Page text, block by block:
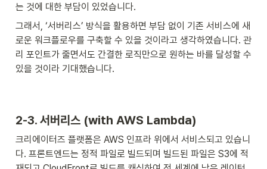
는 것에 대한 부담이 있었습니다.
그래서, ‘서버리스’ 방식을 활용하면 부담 없이 기존 서비스에 새
로운 워크플로우를 구축할 수 있을 것이라고 생각하였습니다. 관
리 포인트가 줄면서도 간결한 로직만으로 원하는 바를 달성할 수
있을 것이라 기대했습니다.
2-3. 서버리스 (with AWS Lambda)
크리에이터즈 플랫폼은 AWS 인프라 위에서 서비스되고 있습니
다. 프론트엔드는 정적 파일로 빌드되며 빌드된 파일은 S3에 적